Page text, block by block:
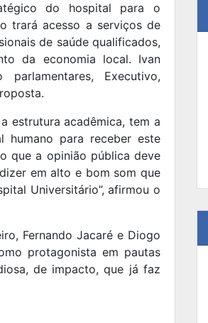
do hospital para o
trará acesso a serviços de
de saúde qualificados,
da economia local. Ivan
Executivo,
estrutura acadêmica, tem a
humano para receber este
que a opinião pública deve
em alto e bom som que
Universitário”, afirmou o
Fernando Jacaré e Diogo
protagonista em pautas
de impacto, que já faz